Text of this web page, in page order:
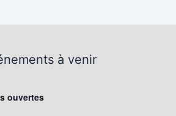
à venir
ouvertes